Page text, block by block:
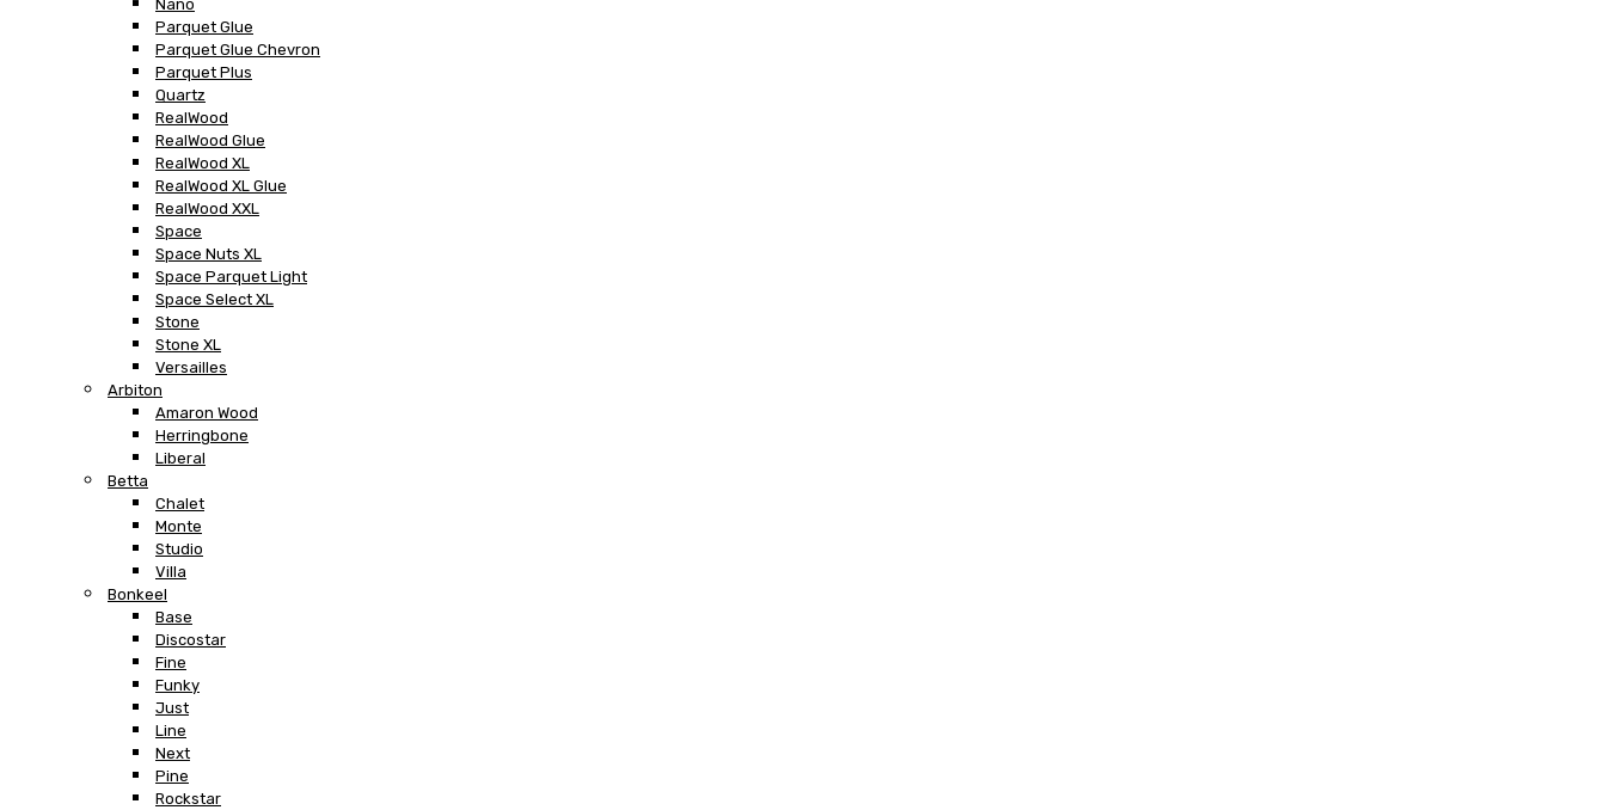
Nano
Parquet Glue
Parquet Glue Chevron
Parquet Plus
Quartz
RealWood
RealWood Glue
RealWood XL
RealWood XL Glue
RealWood XXL
Space
Space Nuts XL
Space Parquet Light
Space Select XL
Stone
Stone XL
Versailles
Arbiton
Amaron Wood
Herringbone
Liberal
Betta
Chalet
Monte
Studio
Villa
Bonkeel
Base
Discostar
Fine
Funky
Just
Line
Next
Pine
Rockstar